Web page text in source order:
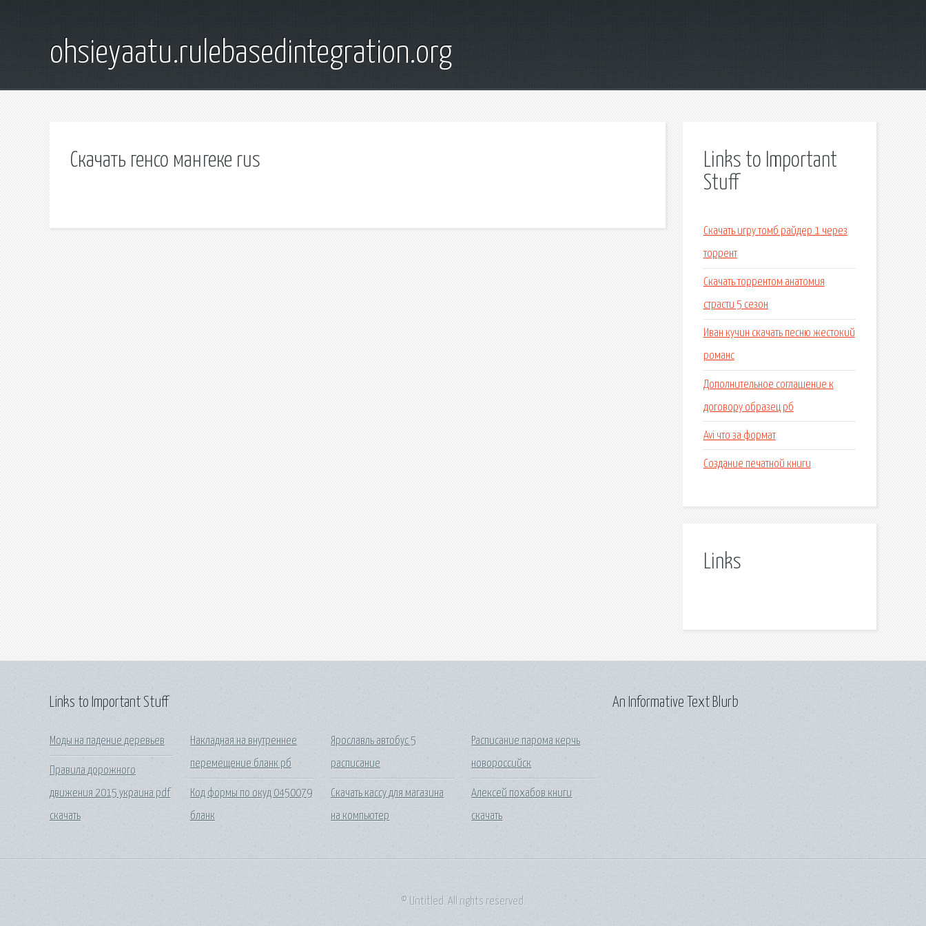
ohsieyaatu.rulebasedintegration.org
Скачать генсо мангеке rus
Links to Important
Stuff
Скачать игру томб райдер 1 через
торрент
Скачать торрентом анатомия
страсти 5 сезон
Иван кучин скачать песню жестокий
романс
Дополнительное соглашение к
договору образец рб
Avi что за формат
Создание печатной книги
Links
Links to Important Stuff
Моды на падение деревьев
Правила дорожного
движения 2015 украина pdf
скачать
Накладная на внутреннее
перемещение бланк рб
Код формы по окуд 0450079
бланк
Ярославль автобус 5
расписание
Скачать кассу для магазина
на компьютер
Расписание парома керчь
новороссийск
Алексей похабов книги
скачать
An Informative Text Blurb
© Untitled. All rights reserved.